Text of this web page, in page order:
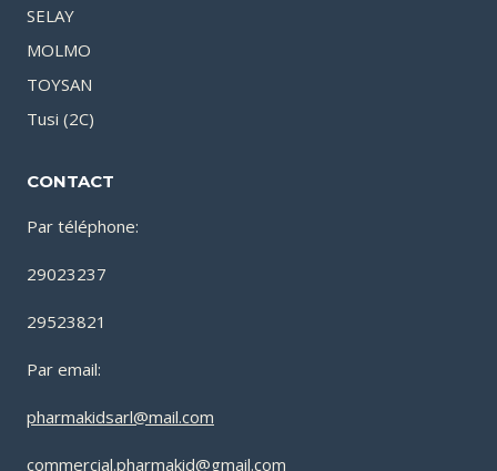
SELAY
MOLMO
TOYSAN
Tusi (2C)
CONTACT
Par téléphone:
29023237
29523821
Par email:
pharmakidsarl@mail.com
commercial.pharmakid@gmail.com